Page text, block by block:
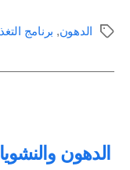
الوسومالدهون, برنامج
الدهون